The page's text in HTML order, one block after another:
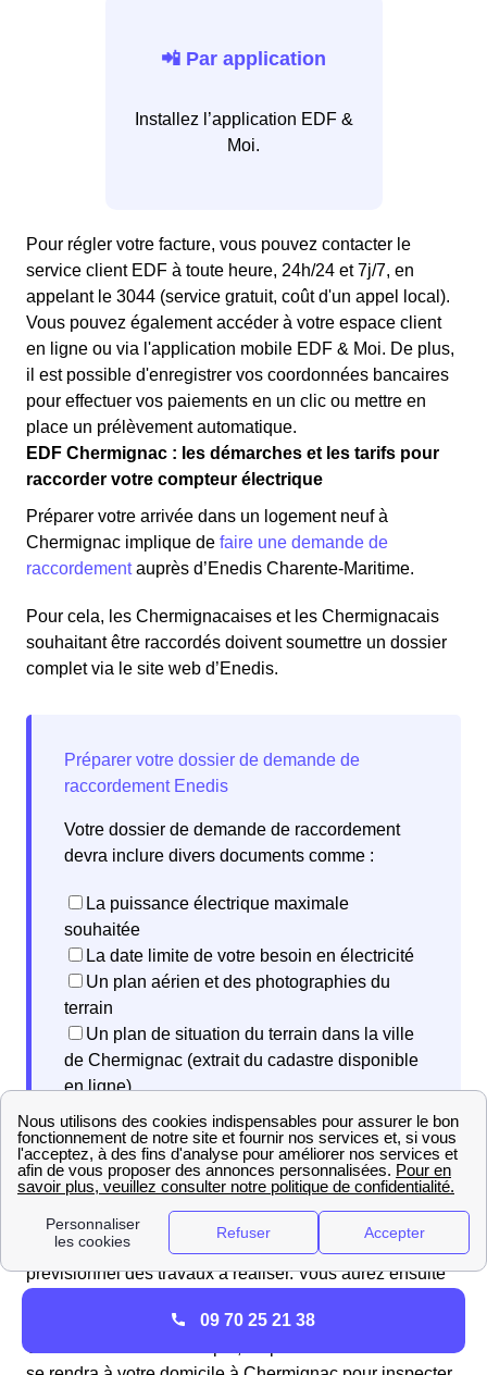
📲 Par application
Installez l’application EDF &
Moi.
Pour régler votre facture, vous pouvez contacter le
service client EDF à toute heure, 24h/24 et 7j/7, en
appelant le 3044 (service gratuit, coût d'un appel local).
Vous pouvez également accéder à votre espace client
en ligne ou via l'application mobile EDF & Moi. De plus,
il est possible d'enregistrer vos coordonnées bancaires
pour effectuer vos paiements en un clic ou mettre en
place un prélèvement automatique.
EDF Chermignac : les démarches et les tarifs pour
raccorder votre compteur électrique
Préparer votre arrivée dans un logement neuf à
Chermignac implique de faire une demande de
raccordementauprès d’Enedis Charente-Maritime.
Pour cela, les Chermignacaises et les Chermignacais
souhaitant être raccordés doivent soumettre un dossier
complet via le site web d’Enedis.
Votre dossier de demande de raccordement
devra inclure divers documents comme :
La puissance électrique maximale
souhaitée
La date limite de votre besoin en électricité
Un plan aérien et des photographies du
terrain
Un plan de situation du terrain dans la ville
de Chermignac (extrait du cadastre disponible
en ligne)
Une autorisation d’urbanisme
Une fois votre demande traitée par Enedis Charente-
Maritime, vous recevrez un devis détaillé et un planning
prévisionnel des travaux à réaliser. Vous aurez ensuite
Une fois ce dernier accepté, un professionnel d’Enedis
09 70 25 21 38